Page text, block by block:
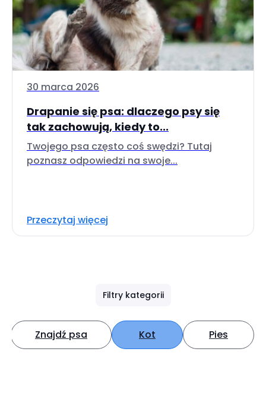
30 marca 2026
Drapanie się psa: dlaczego psy się
tak zachowują, kiedy to...
Twojego psa często coś swędzi? Tutaj
poznasz odpowiedzi na swoje...
Przeczytaj więcej
Filtry kategorii
Znajdź psa Kot Pies